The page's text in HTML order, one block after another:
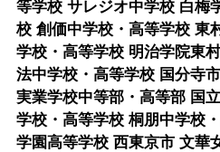
等学校 サレジオ中学校 白梅
校 創価中学校・高等学校 東
学校・高等学校 明治学院東
法中学校・高等学校 国分寺
実業学校中等部・高等部 国
学校・高等学校 桐朋中学校
学園高等学校 西東京市 文華